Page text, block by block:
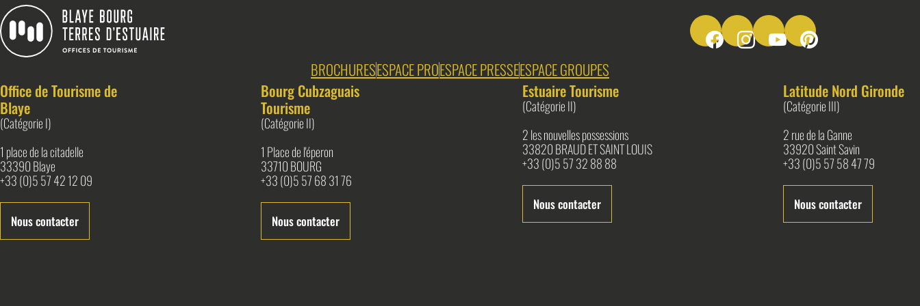
Suivez-nous sur Facebook
Suivez-nous sur Instagram
Suivez-nous sur Youtube
Suivez-nous sur
BROCHURESESPACE PROESPACE PRESSEESPACE GROUPES
Office de Tourisme de
Blaye
(Catégorie I)
1 place de la citadelle
33390 Blaye
+33 (0)5 57 42 12 09
Nous contacter
Bourg Cubzaguais
Tourisme
(Catégorie II)
1 Place de l'éperon
33710 BOURG
+33 (0)5 57 68 31 76
Nous contacter
Estuaire Tourisme
(Catégorie II)
2 les nouvelles possessions
33820 BRAUD ET SAINT LOUIS
+33 (0)5 57 32 88 88
Nous contacter
Latitude Nord Gironde
(Catégorie III)
2 rue de la Ganne
33920 Saint Savin
+33 (0)5 57 58 47 79
Nous contacter